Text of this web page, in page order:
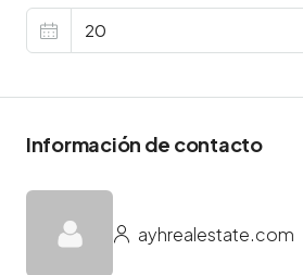
Información de contacto
ayhrealestate.com